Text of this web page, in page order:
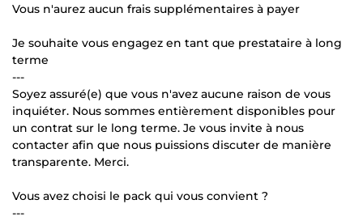
Vous n'aurez aucun frais supplémentaires à payer
Je souhaite vous engagez en tant que prestataire à long
terme
---
Soyez assuré(e) que vous n'avez aucune raison de vous
inquiéter. Nous sommes entièrement disponibles pour
un contrat sur le long terme. Je vous invite à nous
contacter afin que nous puissions discuter de manière
transparente. Merci.
Vous avez choisi le pack qui vous convient ?
---